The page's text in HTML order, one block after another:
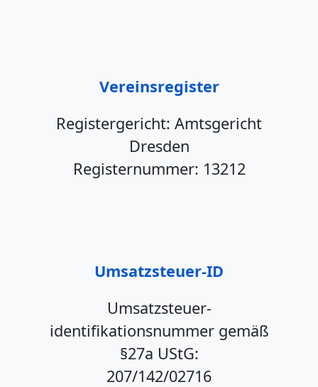
Vereinsregister
Registergericht: Amtsgericht
Dresden
Registernummer: 13212
Umsatzsteuer-ID
Umsatzsteuer-
identifikationsnummer gemäß
§27a UStG:
207/142/02716